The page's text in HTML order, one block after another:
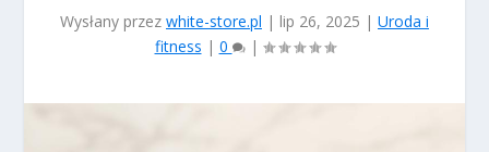
Wysłany przez white-store.pl | lip 26, 2025 | Uroda i
fitness | 0 |